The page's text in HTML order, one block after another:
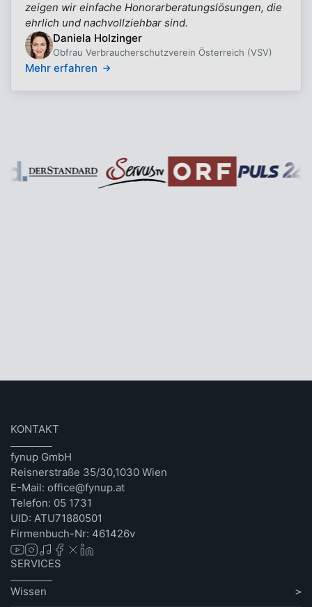
zeigen wir einfache Honorarberatungslösungen, die
ehrlich und nachvollziehbar sind.
Daniela Holzinger
Obfrau Verbraucherschutzverein Österreich (VSV)
Mehr erfahren
KONTAKT
fynup GmbH
Reisnerstraße 35/30,1030 Wien
E-Mail: office@fynup.at
Telefon: 05 1731
UID: ATU71880501
Firmenbuch-Nr: 461426v
SERVICES
Wissen